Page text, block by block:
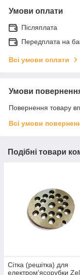
Умови оплати
Післяплата
Передплата на
Всі умови оплати
Умови
Повернення товару
Всі умови
Подібні товари
Сітка (решітка) для
електром'ясорубки